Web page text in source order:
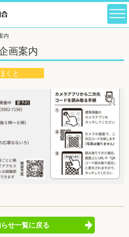
内
画案内
くと
せ一覧に戻る